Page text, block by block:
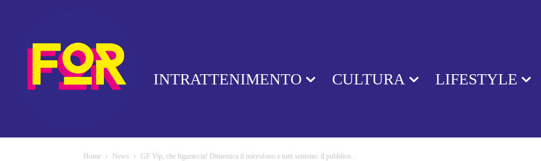
INTRATTENIMENTO CULTURA LIFESTYLE
Home News GF Vip, che figuraccia! Dimentica il microfono e tutti sentono: il pubblico...